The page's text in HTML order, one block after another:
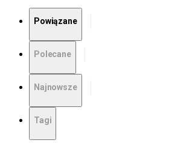
Powiązane
Polecane
Najnowsze
Tagi